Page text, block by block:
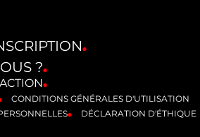
?
CONDITIONS GÉNÉRALES D'UTILISATION
DÉCLARATION D'ÉTHIQUE